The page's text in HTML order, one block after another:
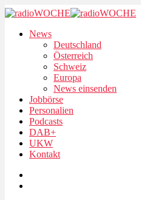
News
Deutschland
Österreich
Schweiz
Europa
News einsenden
Jobbörse
Personalien
Podcasts
DAB+
UKW
Kontakt